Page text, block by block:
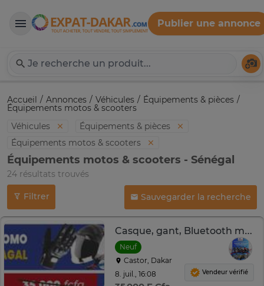
Expat-Dakar
Publier une annonce
Accueil Annonces Véhicules Équipements & pièces
Équipements motos & scooters
Véhicules
Équipements & pièces
Équipements motos & scooters
Équipements motos & scooters - Sénégal
24 résultats trouvés
Filtrer Sauvegarder la recherche
Casque, gant, Bluetooth moto
Neuf
Castor, Dakar
8. juil., 16:08
Vendeur vérifié